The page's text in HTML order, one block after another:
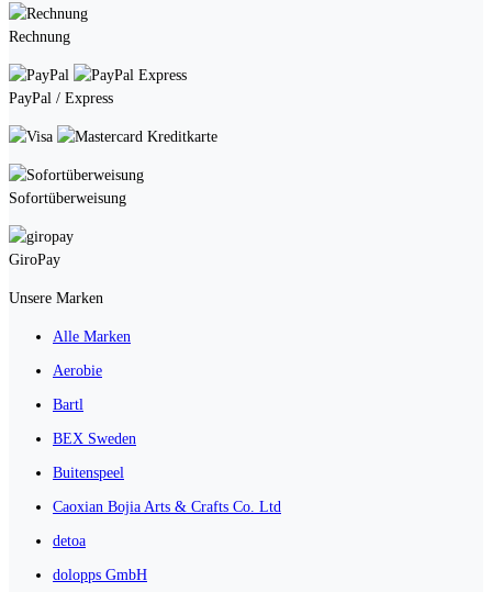
Rechnung
PayPal / Express
Kreditkarte
Sofortüberweisung
GiroPay
Unsere Marken
Alle Marken
Aerobie
Bartl
BEX Sweden
Buitenspeel
Caoxian Bojia Arts & Crafts Co. Ltd
detoa
dolopps GmbH